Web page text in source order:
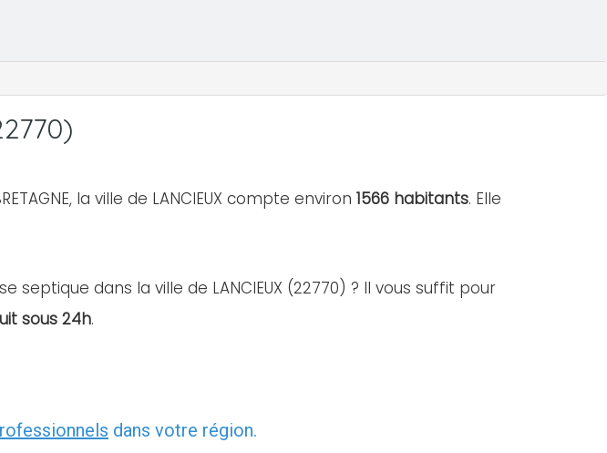
la ville de LANCIEUX compte environ 1566 habitants. Elle
dans la ville de LANCIEUX (22770) ? Il vous suffit pour
sous 24h.
dans votre région.